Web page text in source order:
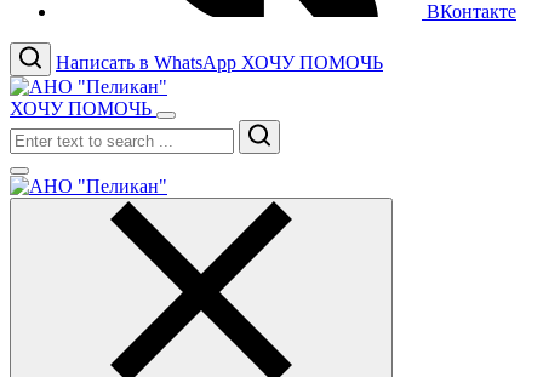
ВКонтакте
Написать в WhatsApp ХОЧУ ПОМОЧЬ
ХОЧУ ПОМОЧЬ
Search